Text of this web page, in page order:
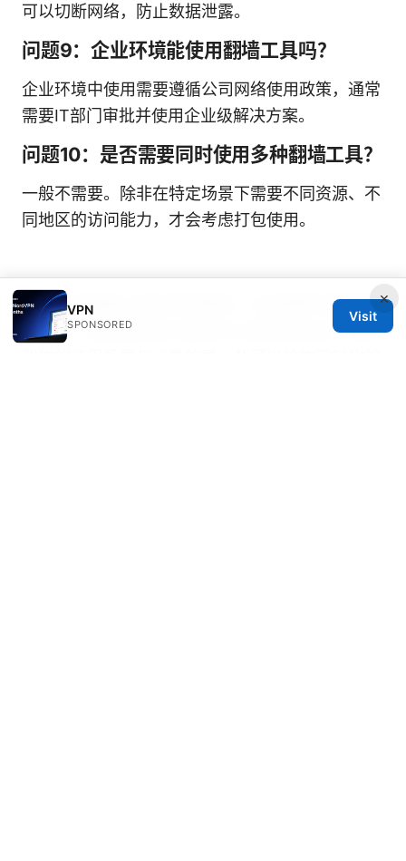
可以切断网络，防止数据泄露。
问题9：企业环境能使用翻墙工具吗？
企业环境中使用需要遵循公司网络使用政策，通常
需要IT部门审批并使用企业级解决方案。
问题10：是否需要同时使用多种翻墙工具？
一般不需要。除非在特定场景下需要不同资源、不
同地区的访问能力，才会考虑打包使用。
如果你对翻墙工具有具体需求，比如某种设备的配
置步骤、或是想比较几款常见工具的优缺点，告诉
×
VPN
SPONSORED
Visit